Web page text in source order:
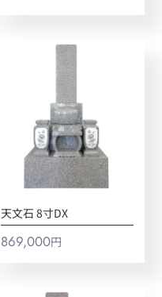
天文石 8寸DX
869,000円